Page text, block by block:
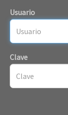
Usuario
Clave